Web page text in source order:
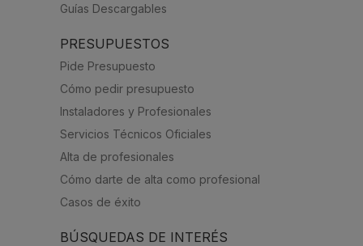
Guías Descargables
PRESUPUESTOS
Pide Presupuesto
Cómo pedir presupuesto
Instaladores y Profesionales
Servicios Técnicos Oficiales
Alta de profesionales
Cómo darte de alta como profesional
Casos de éxito
BÚSQUEDAS DE INTERÉS